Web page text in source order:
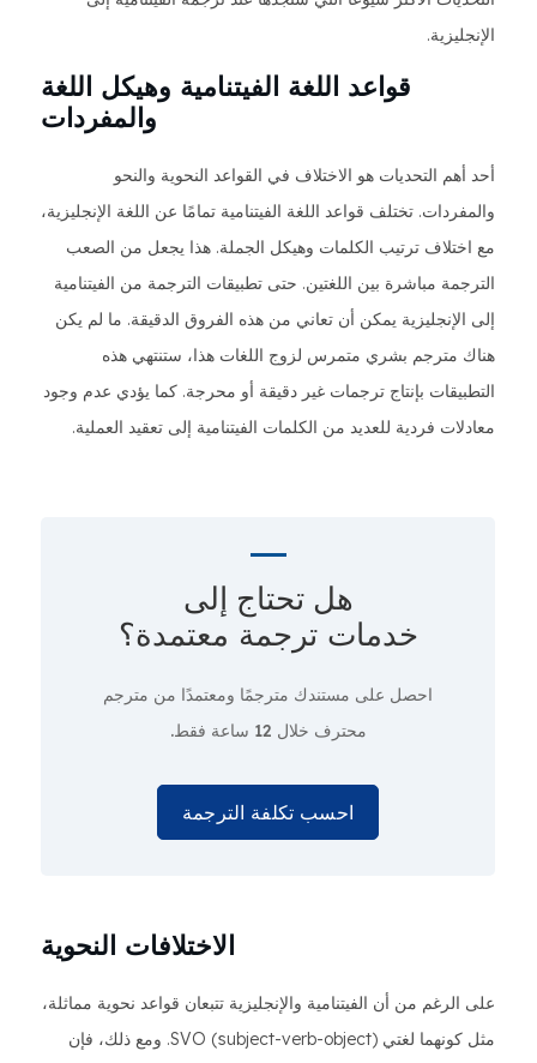
الإنجليزية.
قواعد اللغة الفيتنامية وهيكل اللغة
والمفردات
أحد أهم التحديات هو الاختلاف في القواعد النحوية والنحو
والمفردات. تختلف قواعد اللغة الفيتنامية تمامًا عن اللغة الإنجليزية،
مع اختلاف ترتيب الكلمات وهيكل الجملة. هذا يجعل من الصعب
الترجمة مباشرة بين اللغتين. حتى تطبيقات الترجمة من الفيتنامية
إلى الإنجليزية يمكن أن تعاني من هذه الفروق الدقيقة. ما لم يكن
هناك مترجم بشري متمرس لزوج اللغات هذا، ستنتهي هذه
التطبيقات بإنتاج ترجمات غير دقيقة أو محرجة. كما يؤدي عدم وجود
معادلات فردية للعديد من الكلمات الفيتنامية إلى تعقيد العملية.
هل تحتاج إلى
خدمات ترجمة معتمدة؟
احصل على مستندك مترجمًا ومعتمدًا من مترجم
محترف خلال 12 ساعة فقط.
احسب تكلفة الترجمة
الاختلافات النحوية
على الرغم من أن الفيتنامية والإنجليزية تتبعان قواعد نحوية مماثلة،
مثل كونهما لغتي SVO (subject-verb-object). ومع ذلك، فإن